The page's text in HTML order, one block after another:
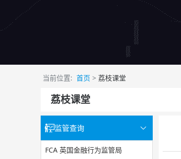
当前位置: 首页 > 荔枝课堂
荔枝课堂
监管查询
FCA 英国金融行为监管局